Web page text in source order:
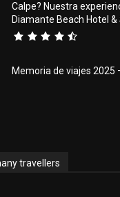
Calpe? Nuestra
Diamante Beach Hotel &
Memoria de viajes 2025
travellers